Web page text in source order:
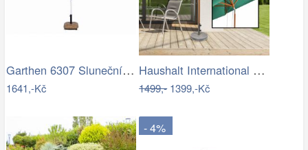
Garthen 6307 Slunečník obdélníkový 2x3…
1641,-Kč
Haushalt International Dřevěný…
1499,-1399,-Kč
- 4%